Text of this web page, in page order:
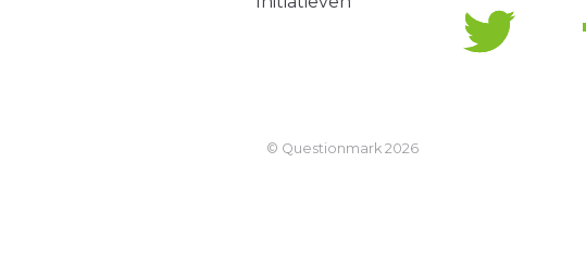
© Questionmark 2026